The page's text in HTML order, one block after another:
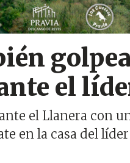
el
el Llanera con
en la casa del